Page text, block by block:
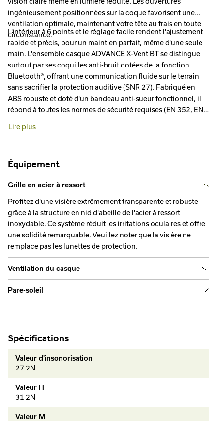
ingénieusement positionnées sur la coque favorisent une
ventilation optimale, maintenant votre tête au frais en toute
circonstance.
L'intérieur à 6 points et le réglage facile rendent l'ajustement
rapide et précis, pour un maintien parfait, même d'une seule
main. L'ensemble casque ADVANCE X-Vent BT se distingue
surtout par ses coquilles anti-bruit dotées de la fonction
Bluetooth®, offrant une communication fluide sur le terrain
sans sacrifier la protection auditive (SNR 27). Fabriqué en
ABS robuste et doté d'un bandeau anti-sueur fonctionnel, il
répond à toutes les normes de sécurité requises (EN 352, EN
anti-pluie ou les lunettes de protection assurent une
Lire plus
Équipement
Grille en acier à ressort
Profitez d'une visière extrêmement transparente et robuste
grâce à la structure en nid d'abeille de l'acier à ressort
inoxydable. Ce système réduit les irritations oculaires et offre
une solidité remarquable. Veuillez noter que la visière ne
remplace pas les lunettes de protection.
Ventilation du casque
Pare-soleil
Spécifications
Valeur d'insonorisation
27 2N
Valeur H
31 2N
Valeur M